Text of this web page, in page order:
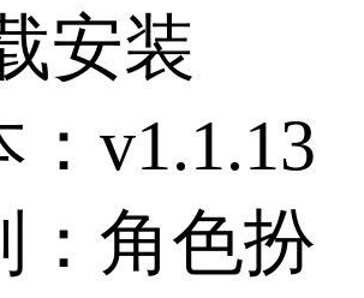
安装
：v1.1.13
：角色扮